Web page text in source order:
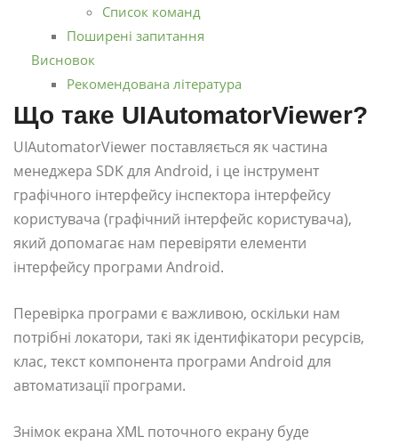
Список команд
Поширені запитання
Висновок
Рекомендована література
Що таке UIAutomatorViewer?
UIAutomatorViewer поставляється як частина
менеджера SDK для Android, і це інструмент
графічного інтерфейсу інспектора інтерфейсу
користувача (графічний інтерфейс користувача),
який допомагає нам перевіряти елементи
інтерфейсу програми Android.
Перевірка програми є важливою, оскільки нам
потрібні локатори, такі як ідентифікатори ресурсів,
клас, текст компонента програми Android для
автоматизації програми.
Знімок екрана XML поточного екрану буде